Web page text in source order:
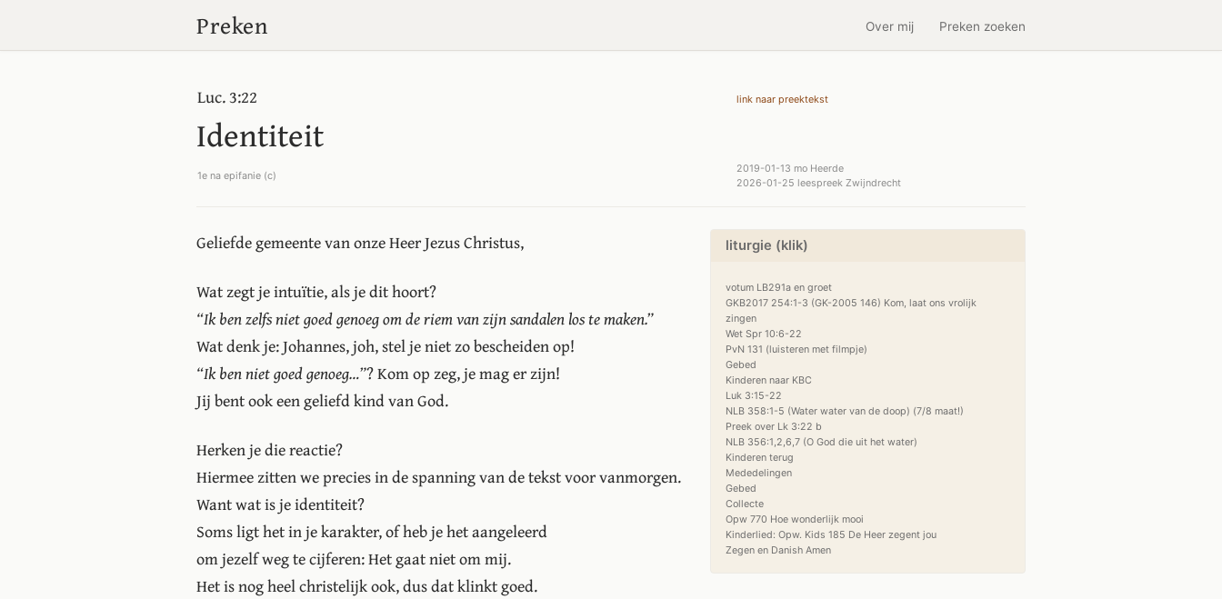
Preken Over mij Preken zoeken
Luc. 3:22 link naar preektekst
Identiteit
1e na epifanie (c)
2019-01-13 mo Heerde
2026-01-25 leespreek Zwijndrecht
liturgie (klik)
votum LB291a en groet
GKB2017 254:1-3 (GK-2005 146) Kom, laat ons vrolijk
zingen
Wet Spr 10:6-22
PvN 131 (luisteren met filmpje)
Gebed
Kinderen naar KBC
Luk 3:15-22
NLB 358:1-5 (Water water van de doop) (7/8 maat!)
Preek over Lk 3:22 b
NLB 356:1,2,6,7 (O God die uit het water)
Kinderen terug
Mededelingen
Gebed
Collecte
Opw 770 Hoe wonderlijk mooi
Kinderlied: Opw. Kids 185 De Heer zegent jou
Geliefde gemeente van onze Heer Jezus Christus,
Wat zegt je intuïtie, als je dit hoort?
“Ik ben zelfs niet goed genoeg om de riem van zijn sandalen los te maken.”
Wat denk je: Johannes, joh, stel je niet zo bescheiden op!
“Ik ben niet goed genoeg…”? Kom op zeg, je mag er zijn!
Jij bent ook een geliefd kind van God.
Herken je die reactie?
Hiermee zitten we precies in de spanning van de tekst voor vanmorgen.
Want wat is je identiteit?
Soms ligt het in je karakter, of heb je het aangeleerd
om jezelf weg te cijferen: Het gaat niet om mij.
Het is nog heel christelijk ook, dus dat klinkt goed.